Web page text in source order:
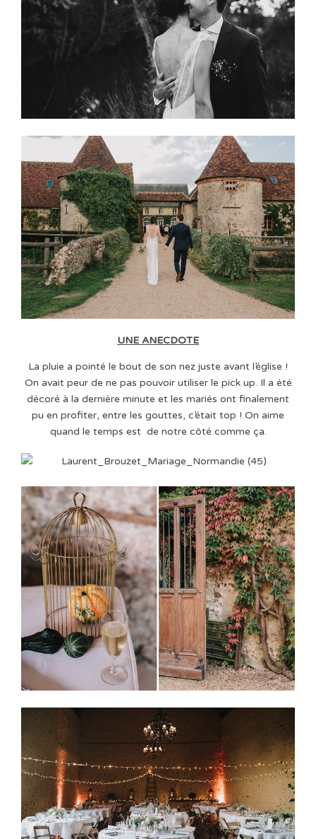
UNE ANECDOTE
La pluie a pointé le bout de son nez juste avant l’église !
On avait peur de ne pas pouvoir utiliser le pick up. Il a été
décoré à la dernière minute et les mariés ont finalement
pu en profiter, entre les gouttes, c’était top ! On aime
quand le temps est de notre côté comme ça.